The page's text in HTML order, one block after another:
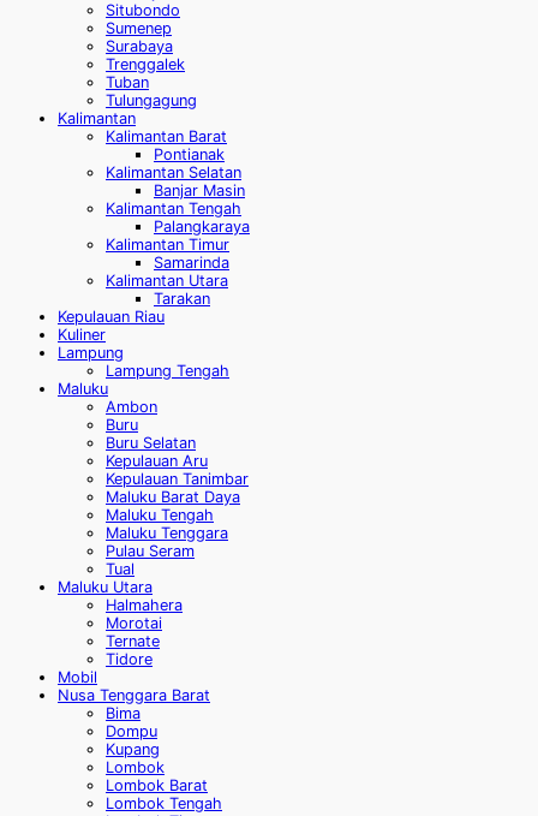
Situbondo
Sumenep
Surabaya
Trenggalek
Tuban
Tulungagung
Kalimantan
Kalimantan Barat
Pontianak
Kalimantan Selatan
Banjar Masin
Kalimantan Tengah
Palangkaraya
Kalimantan Timur
Samarinda
Kalimantan Utara
Tarakan
Kepulauan Riau
Kuliner
Lampung
Lampung Tengah
Maluku
Ambon
Buru
Buru Selatan
Kepulauan Aru
Kepulauan Tanimbar
Maluku Barat Daya
Maluku Tengah
Maluku Tenggara
Pulau Seram
Tual
Maluku Utara
Halmahera
Morotai
Ternate
Tidore
Mobil
Nusa Tenggara Barat
Bima
Dompu
Kupang
Lombok
Lombok Barat
Lombok Tengah